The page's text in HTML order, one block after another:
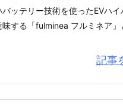
ッテリー技術を使ったEVハイ
する「fulminea フルミネア」
記事